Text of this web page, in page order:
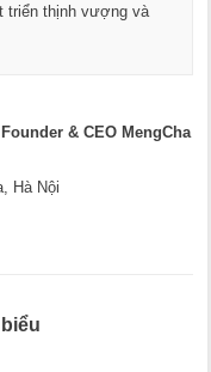
triển thịnh vượng và
& CEO MengCha
Hà Nội